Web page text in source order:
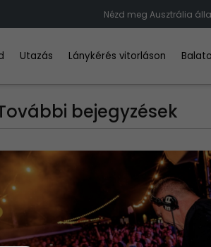
Nézd meg Ausztrália
Utazás Lánykérés vitorláson
bejegyzések